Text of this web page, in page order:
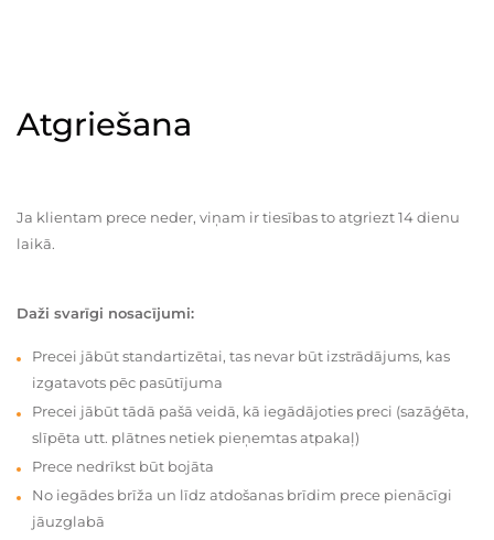
Atgriešana
Ja klientam prece neder, viņam ir tiesības to atgriezt 14 dienu
laikā.
Daži svarīgi nosacījumi:
Precei jābūt standartizētai, tas nevar būt izstrādājums, kas
izgatavots pēc pasūtījuma
Precei jābūt tādā pašā veidā, kā iegādājoties preci (sazāģēta,
slīpēta utt. plātnes netiek pieņemtas atpakaļ)
Prece nedrīkst būt bojāta
No iegādes brīža un līdz atdošanas brīdim prece pienācīgi
jāuzglabā